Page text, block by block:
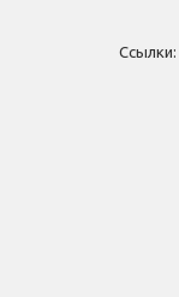
Ссылки: